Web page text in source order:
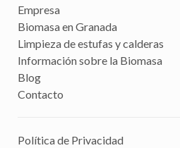
Empresa
Biomasa en Granada
Limpieza de estufas y calderas
Información sobre la Biomasa
Blog
Contacto
Política de Privacidad